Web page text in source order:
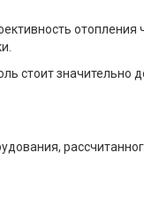
стоит значительно